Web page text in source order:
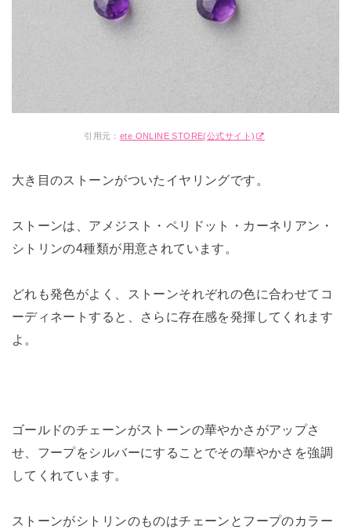
引用元： ete ONLINE STORE(公式サイト)
大き目のストーンがついたイヤリングです。
ストーンは、アメジスト・ペリドット・カーネリアン・
シトリンの4種類が用意されています。
どれも発色がよく、ストーンそれぞれの色に合わせてコ
ーディネートすると、さらに存在感を発揮してくれます
よ。
ゴールドのチェーンがストーンの華やかさがアップさ
せ、フープをシルバーにすることでその華やかさを強調
してくれています。
ストーンがシトリンのものはチェーンとフープのカラー